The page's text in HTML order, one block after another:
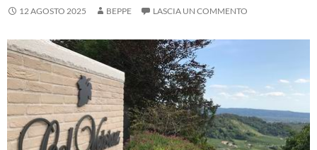
12 AGOSTO 2025 BEPPE LASCIA UN COMMENTO